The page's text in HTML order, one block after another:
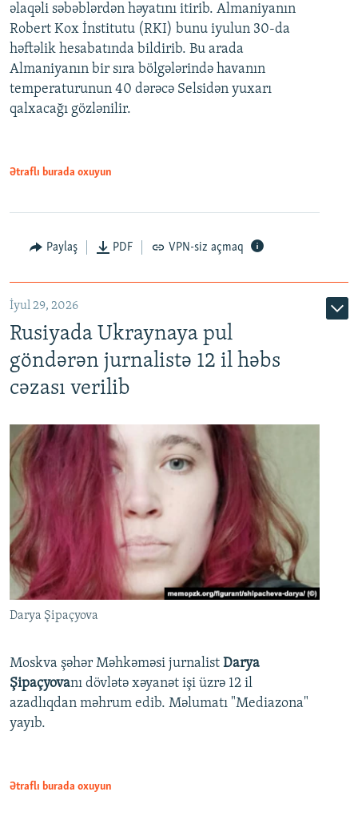
əlaqəli səbəblərdən həyatını itirib. Almaniyanın
Robert Kox İnstitutu (RKI) bunu iyulun 30-da
həftəlik hesabatında bildirib. Bu arada
Almaniyanın bir sıra bölgələrində havanın
temperaturunun 40 dərəcə Selsidən yuxarı
qalxacağı gözlənilir.
Ətraflı burada oxuyun
Paylaş PDF VPN-siz açmaq
İyul 29, 2026
Rusiyada Ukraynaya pul
göndərən jurnalistə 12 il həbs
cəzası verilib
Darya Şipaçyova
Moskva şəhər Məhkəməsi jurnalist Darya
Şipaçyovanı dövlətə xəyanət işi üzrə 12 il
azadlıqdan məhrum edib. Məlumatı "Mediazona"
yayıb.
Ətraflı burada oxuyun